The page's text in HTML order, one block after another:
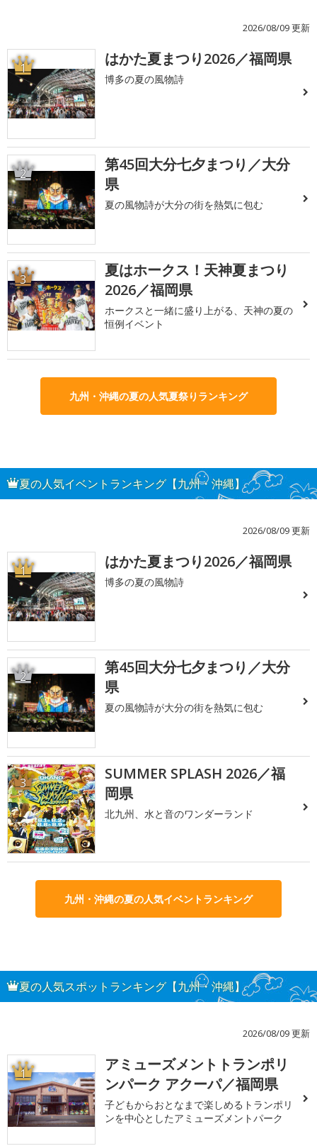
2026/08/09 更新
1 はかた夏まつり2026／福岡県
博多の夏の風物詩
2
第45回大分七夕まつり／大分
県
夏の風物詩が大分の街を熱気に包む
3
夏はホークス！天神夏まつり
2026／福岡県
ホークスと一緒に盛り上がる、天神の夏の
恒例イベント
九州・沖縄の夏の人気夏祭りランキング
夏の人気イベントランキング【九州・沖縄】
2026/08/09 更新
1 はかた夏まつり2026／福岡県
博多の夏の風物詩
2
第45回大分七夕まつり／大分
県
夏の風物詩が大分の街を熱気に包む
3
SUMMER SPLASH 2026／福
岡県
北九州、水と音のワンダーランド
九州・沖縄の夏の人気イベントランキング
夏の人気スポットランキング【九州・沖縄】
2026/08/09 更新
1
アミューズメントトランポリ
ンパーク アクーパ／福岡県
子どもからおとなまで楽しめるトランポリ
ンを中心としたアミューズメントパーク